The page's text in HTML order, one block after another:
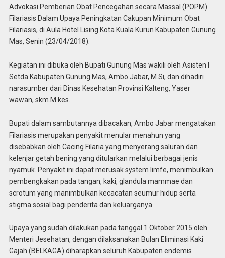
Advokasi Pemberian Obat Pencegahan secara Massal (POPM)
Filariasis Dalam Upaya Peningkatan Cakupan Minimum Obat
Filariasis, di Aula Hotel Lising Kota Kuala Kurun Kabupaten Gunung
Mas, Senin (23/04/2018).
Kegiatan ini dibuka oleh Bupati Gunung Mas wakili oleh Asisten I
Setda Kabupaten Gunung Mas, Ambo Jabar, M.Si, dan dihadiri
narasumber dari Dinas Kesehatan Provinsi Kalteng, Yaser
wawan, skm.M.kes.
Bupati dalam sambutannya dibacakan, Ambo Jabar mengatakan
Filariasis merupakan penyakit menular menahun yang
disebabkan oleh Cacing Filaria yang menyerang saluran dan
kelenjar getah bening yang ditularkan melalui berbagai jenis
nyamuk. Penyakit ini dapat merusak system limfe, menimbulkan
pembengkakan pada tangan, kaki, glandula mammae dan
scrotum yang manimbulkan kecacatan seumur hidup serta
stigma sosial bagi penderita dan keluarganya.
Upaya yang sudah dilakukan pada tanggal 1 Oktober 2015 oleh
Menteri Jesehatan, dengan dilaksanakan Bulan Eliminasi Kaki
Gajah (BELKAGA) diharapkan seluruh Kabupaten endemis